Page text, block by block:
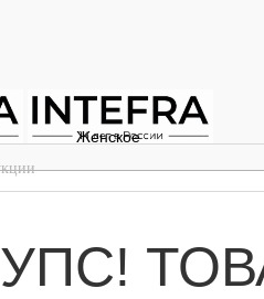
Женское
УПС!